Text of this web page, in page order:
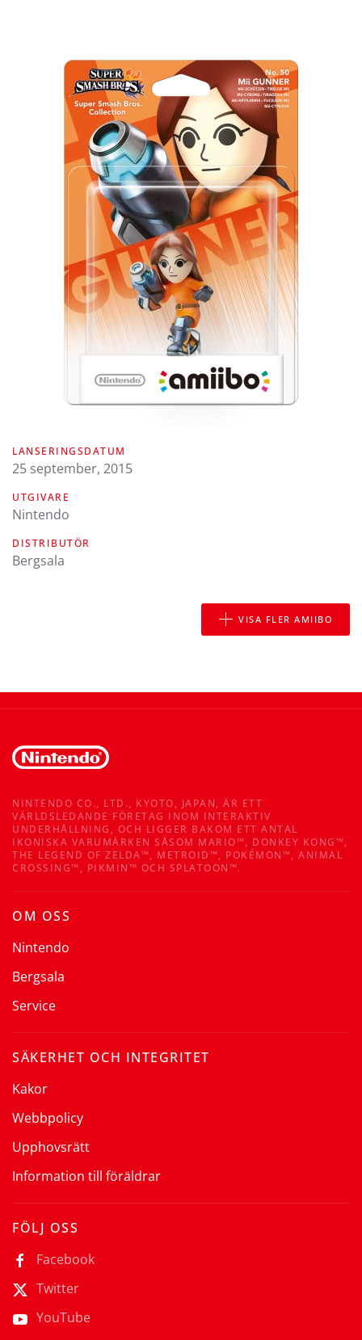
LANSERINGSDATUM
25 september, 2015
UTGIVARE
Nintendo
DISTRIBUTÖR
Bergsala
VISA FLER AMIIBO
NINTENDO CO., LTD., KYOTO, JAPAN, ÄR ETT
VÄRLDSLEDANDE FÖRETAG INOM INTERAKTIV
UNDERHÅLLNING, OCH LIGGER BAKOM ETT ANTAL
IKONISKA VARUMÄRKEN SÅSOM MARIO™, DONKEY KONG™,
THE LEGEND OF ZELDA™, METROID™, POKÉMON™, ANIMAL
CROSSING™, PIKMIN™ OCH SPLATOON™.
OM OSS
Nintendo
Bergsala
Service
SÄKERHET OCH INTEGRITET
Kakor
Webbpolicy
Upphovsrätt
Information till föräldrar
FÖLJ OSS
Facebook
Twitter
YouTube